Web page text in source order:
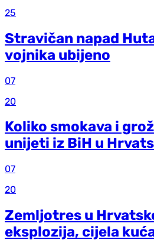
25
Stravičan napad
vojnika ubijeno
07
20
Koliko smokava i
unijeti iz BiH u
07
20
Zemljotres u
eksplozija, cijela